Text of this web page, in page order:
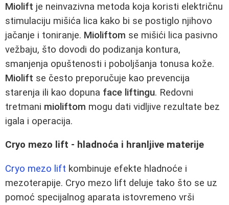
Miolift je neinvazivna metoda koja koristi električnu
stimulaciju mišića lica kako bi se postiglo njihovo
jačanje i toniranje. Mioliftom se mišići lica pasivno
vežbaju, što dovodi do podizanja kontura,
smanjenja opuštenosti i poboljšanja tonusa kože.
Miolift se često preporučuje kao prevencija
starenja ili kao dopuna face liftingu. Redovni
tretmani mioliftom mogu dati vidljive rezultate bez
igala i operacija.
Cryo mezo lift - hladnoća i hranljive materije
Cryo mezo lift kombinuje efekte hladnoće i
mezoterapije. Cryo mezo lift deluje tako što se uz
pomoć specijalnog aparata istovremeno vrši